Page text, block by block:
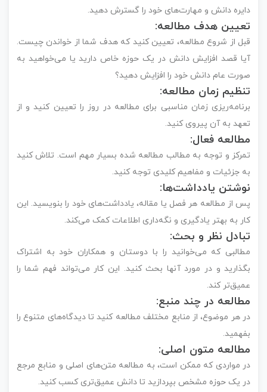
دایره دانش و مهارت‌های خود را گسترش دهید.
تعیین هدف مطالعه:
قبل از شروع مطالعه، تعیین کنید که هدف شما از خواندن چیست.
آیا قصد افزایش دانش در یک حوزه خاص دارید یا می‌خواهید به
صورت عام دانش خود را افزایش دهید؟
تنظیم زمان مطالعه:
برنامه‌ریزی زمان مناسبی برای مطالعه در روز را تعیین کنید و از
تعهد به آن پیروی کنید.
مطالعه فعال:
تمرکز و توجه به مطالب مطالعه شده بسیار مهم است. تلاش کنید
به جزئیات و مفاهیم کلیدی توجه کنید.
نوشتن یادداشت‌ها:
پس از مطالعه هر فصل یا مقاله، یادداشت‌های خود را بنویسید. این
کار به بهتر یادگیری و نگه‌داری اطلاعات کمک می‌کند.
تبادل نظر و بحث:
مطالبی که می‌خوانید را با دوستان و همکاران خود به اشتراک
بگذارید و در مورد آنها بحث کنید. این کار می‌تواند فهم شما را
عمیق‌تر کند.
مطالعه در چند منبع:
در هر موضوع، از منابع مختلف مطالعه کنید تا دیدگاه‌های متنوع را
بفهمید.
مطالعه متون اصلی:
در مواردی که ممکن است، به مطالعه متن‌های اصلی و منابع مرجع
در یک حوزه مشخص بپردازید تا دانش عمیق‌تری کسب کنید.